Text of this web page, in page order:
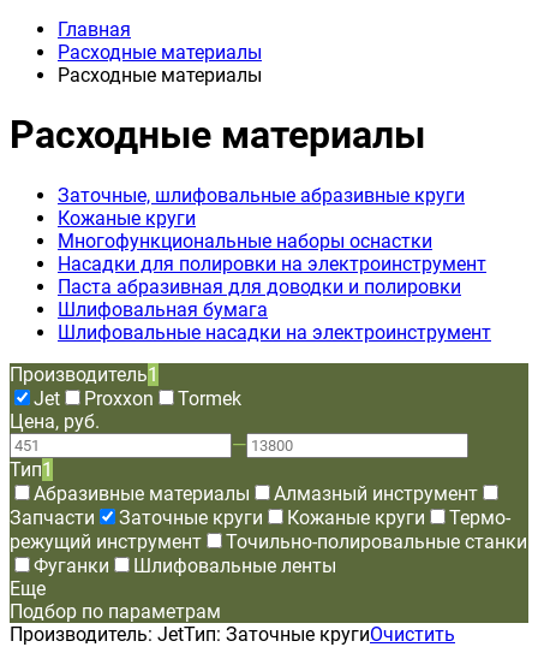
Главная
Расходные материалы
Расходные материалы
Расходные материалы
Заточные, шлифовальные абразивные круги
Кожаные круги
Многофункциональные наборы оснастки
Насадки для полировки на электроинструмент
Паста абразивная для доводки и полировки
Шлифовальная бумага
Шлифовальные насадки на электроинструмент
Производитель1
Jet
Proxxon
Tormek
Цена, руб.
—
Тип1
Абразивные материалы
Алмазный инструмент
Запчасти
Заточные круги Кожаные круги
Термо-
режущий инструмент
Точильно-полировальные станки
Фуганки
Шлифовальные ленты
Еще
Подбор по параметрам
Производитель: JetТип: Заточные кругиОчистить